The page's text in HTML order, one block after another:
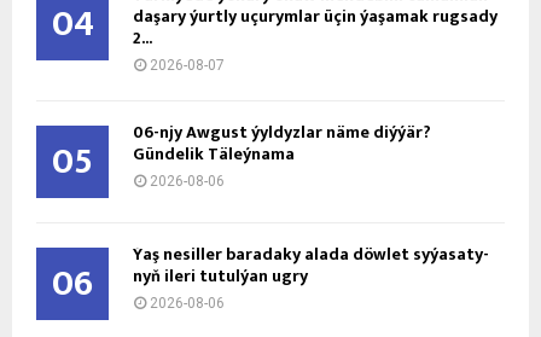
04 daşary ýurtly uçurymlar üçin ýaşamak rugsady
2...
2026-08-07
05 06-njy Awgust ýyldyzlar näme diýýär?
Gündelik Täleýnama
2026-08-06
06 Ýaş ne­sil­ler ba­ra­da­ky ala­da döw­let sy­ýa­sa­ty­
nyň ile­ri tu­tul­ýan ug­ry
2026-08-06